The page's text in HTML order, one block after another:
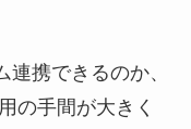
携できるのか、
の手間が大きく